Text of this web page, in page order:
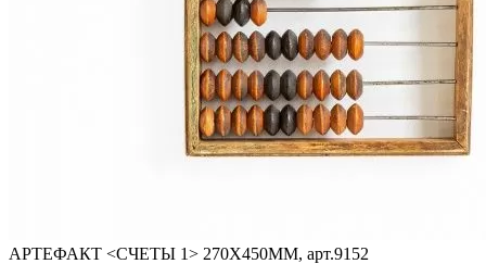
АРТЕФАКТ <СЧЕТЫ 1> 270Х450ММ, арт.9152